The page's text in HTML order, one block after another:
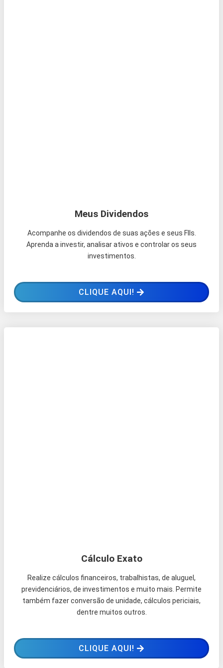
Meus Dividendos
Acompanhe os dividendos de suas ações e seus FIIs.
Aprenda a investir, analisar ativos e controlar os seus
investimentos.
CLIQUE AQUI!
Cálculo Exato
Realize cálculos financeiros, trabalhistas, de aluguel,
previdenciários, de investimentos e muito mais. Permite
também fazer conversão de unidade, cálculos periciais,
dentre muitos outros.
CLIQUE AQUI!